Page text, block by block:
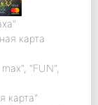
карта
"FUN",
карта"